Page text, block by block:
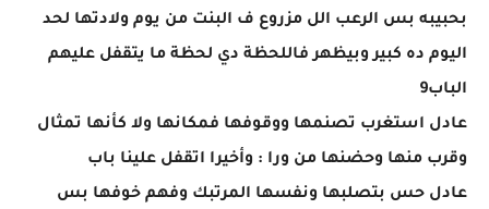
بحبيبه بس الرعب الل مزروع ف البنت من يوم ولادتها لحد
اليوم ده كبير وبيظهر فاللحظة دي لحظة ما يتقفل عليهم
الباب9
عادل استغرب تصنمها ووقوفها فمكانها ولا كأنها تمثال
وقرب منها وحضنها من ورا : وأخيرا اتقفل علينا باب
عادل حس بتصلبها ونفسها المرتبك وفهم خوفها بس